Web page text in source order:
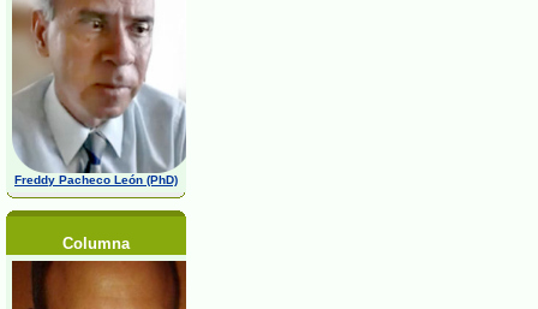
Freddy Pacheco León (PhD)
Columna